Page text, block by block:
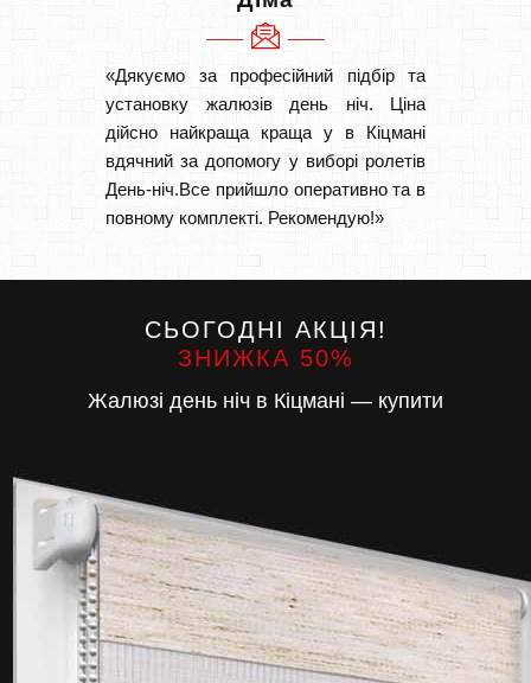
«Дякуємо за професійний підбір та
установку жалюзів день ніч. Ціна
дійсно найкраща краща у в Кіцмані
вдячний за допомогу у виборі ролетів
День-ніч.Все прийшло оперативно та в
повному комплекті. Рекомендую!»
СЬОГОДНІ АКЦІЯ!
ЗНИЖКА 50%
Жалюзі день ніч в Кіцмані — купити